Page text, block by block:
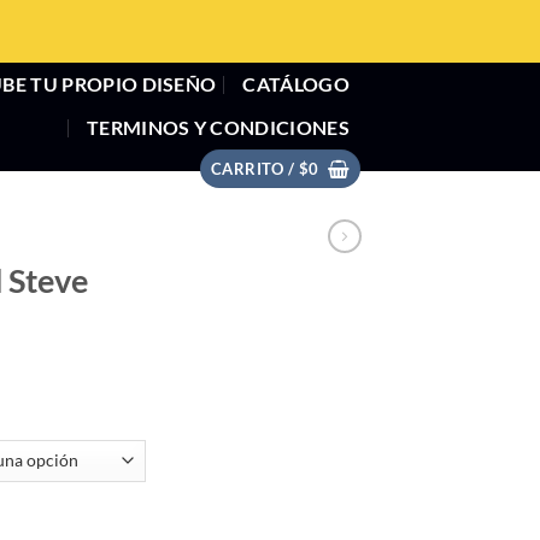
TU PROPIO DISEÑO
CATÁLOGO
TERMINOS Y CONDICIONES
CARRITO / $0